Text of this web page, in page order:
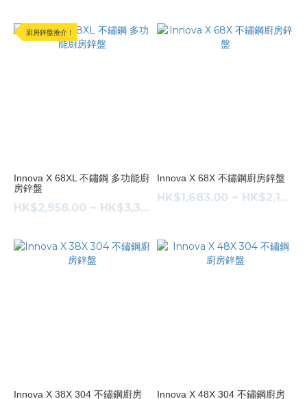
廚房鋅盤推介！
Innova X 68XL 不鏽鋼 多功能廚
房鋅盤
HK$2,958.00 ~ HK$3,383.00
Innova X 68X 不鏽鋼廚房鋅盤
HK$1,683.00 ~ HK$2,108.00
Innova X 38X 304 不鏽鋼廚房 Innova X 48X 304 不鏽鋼廚房